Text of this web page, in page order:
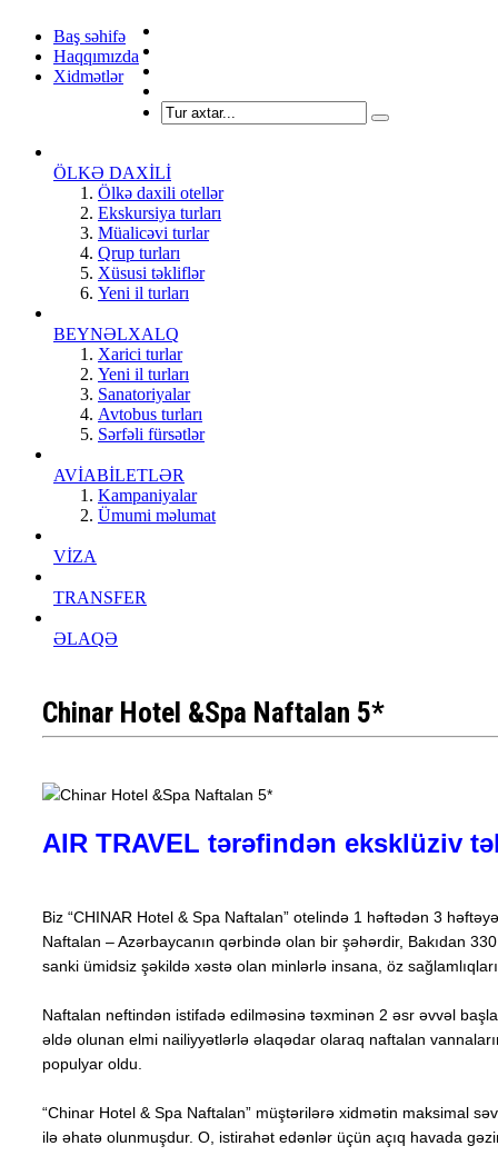
Baş səhifə
Haqqımızda
Xidmətlər
ÖLKƏ DAXİLİ
Ölkə daxili otellər
Ekskursiya turları
Müalicəvi turlar
Qrup turları
Xüsusi təkliflər
Yeni il turları
BEYNƏLXALQ
Xarici turlar
Yeni il turları
Sanatoriyalar
Avtobus turları
Sərfəli fürsətlər
AVİABİLETLƏR
Kampaniyalar
Ümumi məlumat
VİZA
TRANSFER
ƏLAQƏ
Chinar Hotel &Spa Naftalan 5*
AIR TRAVEL tərəfindən eksklüziv
Biz “CHINAR Hotel & Spa Naftalan” otelində 1 həftədən 3
Naftalan – Azərbaycanın qərbində olan bir şəhərdir, Bakıdan
sanki ümidsiz şəkildə xəstə olan minlərlə insana, öz
Naftalan neftindən istifadə edilməsinə təxminən 2 əsr əvvəl
əldə olunan elmi nailiyyətlərlə əlaqədar olaraq naftalan
populyar oldu.
“Chinar Hotel & Spa Naftalan” müştərilərə xidmətin maksimal
ilə əhatə olunmuşdur. O, istirahət edənlər üçün açıq havada